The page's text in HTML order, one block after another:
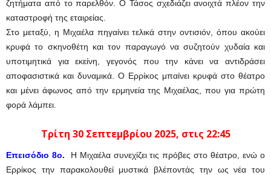
ζητήματα από το παρελθόν. Ο Τάσος σχεδιάζει ανοιχτά πλέον την
καταστροφή της εταιρείας.
Στο μεταξύ, η Μιχαέλα πηγαίνει τελικά στην οντισιόν, όπου ακούει
κρυφά το σκηνοθέτη και τον παραγωγό να συζητούν χυδαία και
υποτιμητικά για εκείνη, γεγονός που την κάνει να αντιδράσει
αποφασιστικά και δυναμικά. Ο Ερρίκος μπαίνει κρυφά στο θέατρο
και μένει άφωνος από την ερμηνεία της Μιχαέλας, που για πρώτη
φορά λάμπει.
Τρίτη 30 Σεπτεμβρίου 2025, στις 22:45
Επεισόδιο 8ο.
Η Μιχαέλα συνεχίζει τις πρόβες στο θέατρο, ενώ ο
Ερρίκος την παρακολουθεί μυστικά βλέποντάς την ως νέα του